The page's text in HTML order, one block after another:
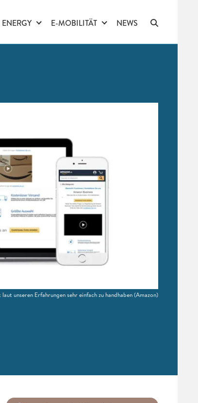
E-MOBILITÄT NEWS
laut unseren Erfahrungen sehr einfach zu handhaben(Amazon)